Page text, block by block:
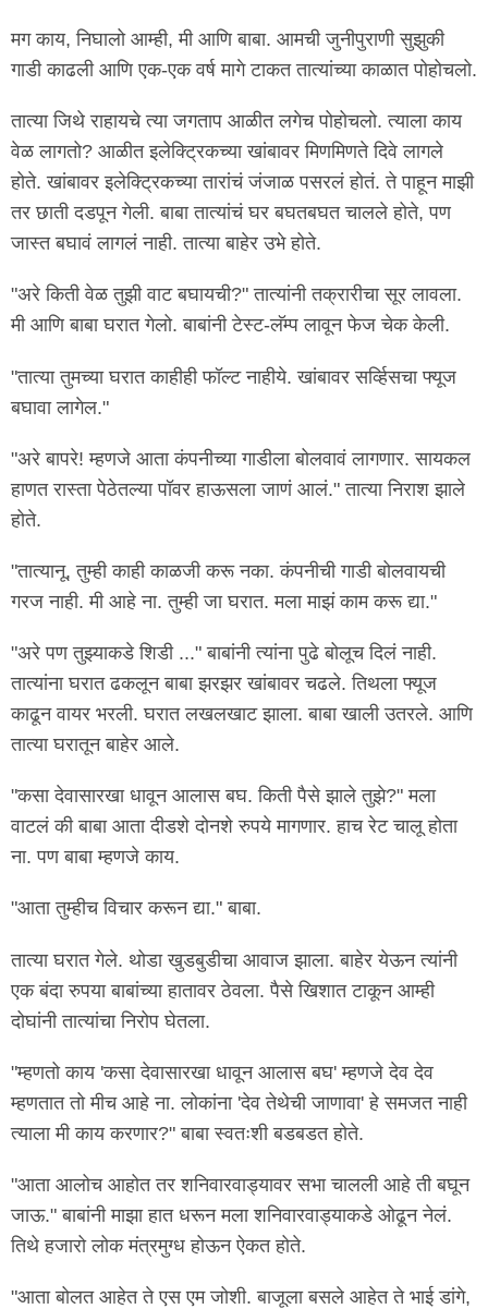
मग काय, निघालो आम्ही, मी आणि बाबा. आमची जुनीपुराणी सुझुकी
गाडी काढली आणि एक-एक वर्ष मागे टाकत तात्यांच्या काळात पोहोचलो.
तात्या जिथे राहायचे त्या जगताप आळीत लगेच पोहोचलो. त्याला काय
वेळ लागतो? आळीत इलेक्ट्रिकच्या खांबावर मिणमिणते दिवे लागले
होते. खांबावर इलेक्ट्रिकच्या तारांचं जंजाळ पसरलं होतं. ते पाहून माझी
तर छाती दडपून गेली. बाबा तात्यांचं घर बघतबघत चालले होते, पण
जास्त बघावं लागलं नाही. तात्या बाहेर उभे होते.
"अरे किती वेळ तुझी वाट बघायची?" तात्यांनी तक्रारीचा सूर लावला.
मी आणि बाबा घरात गेलो. बाबांनी टेस्ट-लॅम्प लावून फेज चेक केली.
"तात्या तुमच्या घरात काहीही फॉल्ट नाहीये. खांबावर सर्व्हिसचा फ्यूज
बघावा लागेल."
"अरे बापरे! म्हणजे आता कंपनीच्या गाडीला बोलवावं लागणार. सायकल
हाणत रास्ता पेठेतल्या पॉवर हाऊसला जाणं आलं." तात्या निराश झाले
होते.
"तात्यानू, तुम्ही काही काळजी करू नका. कंपनीची गाडी बोलवायची
गरज नाही. मी आहे ना. तुम्ही जा घरात. मला माझं काम करू द्या."
"अरे पण तुझ्याकडे शिडी ..." बाबांनी त्यांना पुढे बोलूच दिलं नाही.
तात्यांना घरात ढकलून बाबा झरझर खांबावर चढले. तिथला फ्यूज
काढून वायर भरली. घरात लखलखाट झाला. बाबा खाली उतरले. आणि
तात्या घरातून बाहेर आले.
"कसा देवासारखा धावून आलास बघ. किती पैसे झाले तुझे?" मला
वाटलं की बाबा आता दीडशे दोनशे रुपये मागणार. हाच रेट चालू होता
ना. पण बाबा म्हणजे काय.
"आता तुम्हीच विचार करून द्या." बाबा.
तात्या घरात गेले. थोडा खुडबुडीचा आवाज झाला. बाहेर येऊन त्यांनी
एक बंदा रुपया बाबांच्या हातावर ठेवला. पैसे खिशात टाकून आम्ही
दोघांनी तात्यांचा निरोप घेतला.
"म्हणतो काय 'कसा देवासारखा धावून आलास बघ' म्हणजे देव देव
म्हणतात तो मीच आहे ना. लोकांना 'देव तेथेची जाणावा' हे समजत नाही
त्याला मी काय करणार?" बाबा स्वतःशी बडबडत होते.
"आता आलोच आहोत तर शनिवारवाड्यावर सभा चालली आहे ती बघून
जाऊ." बाबांनी माझा हात धरून मला शनिवारवाड्याकडे ओढून नेलं.
तिथे हजारो लोक मंत्रमुग्ध होऊन ऐकत होते.
"आता बोलत आहेत ते एस एम जोशी. बाजूला बसले आहेत ते भाई डांगे,